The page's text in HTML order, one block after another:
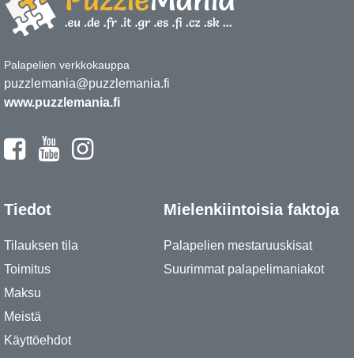
Palapelien verkkokauppa
puzzlemania@puzzlemania.fi
www.puzzlemania.fi
Tiedot
Tilauksen tila
Toimitus
Maksu
Meistä
Käyttöehdot
Mielenkiintoisia faktoja
Palapelien mestaruuskisat
Suurimmat palapelimaniakot